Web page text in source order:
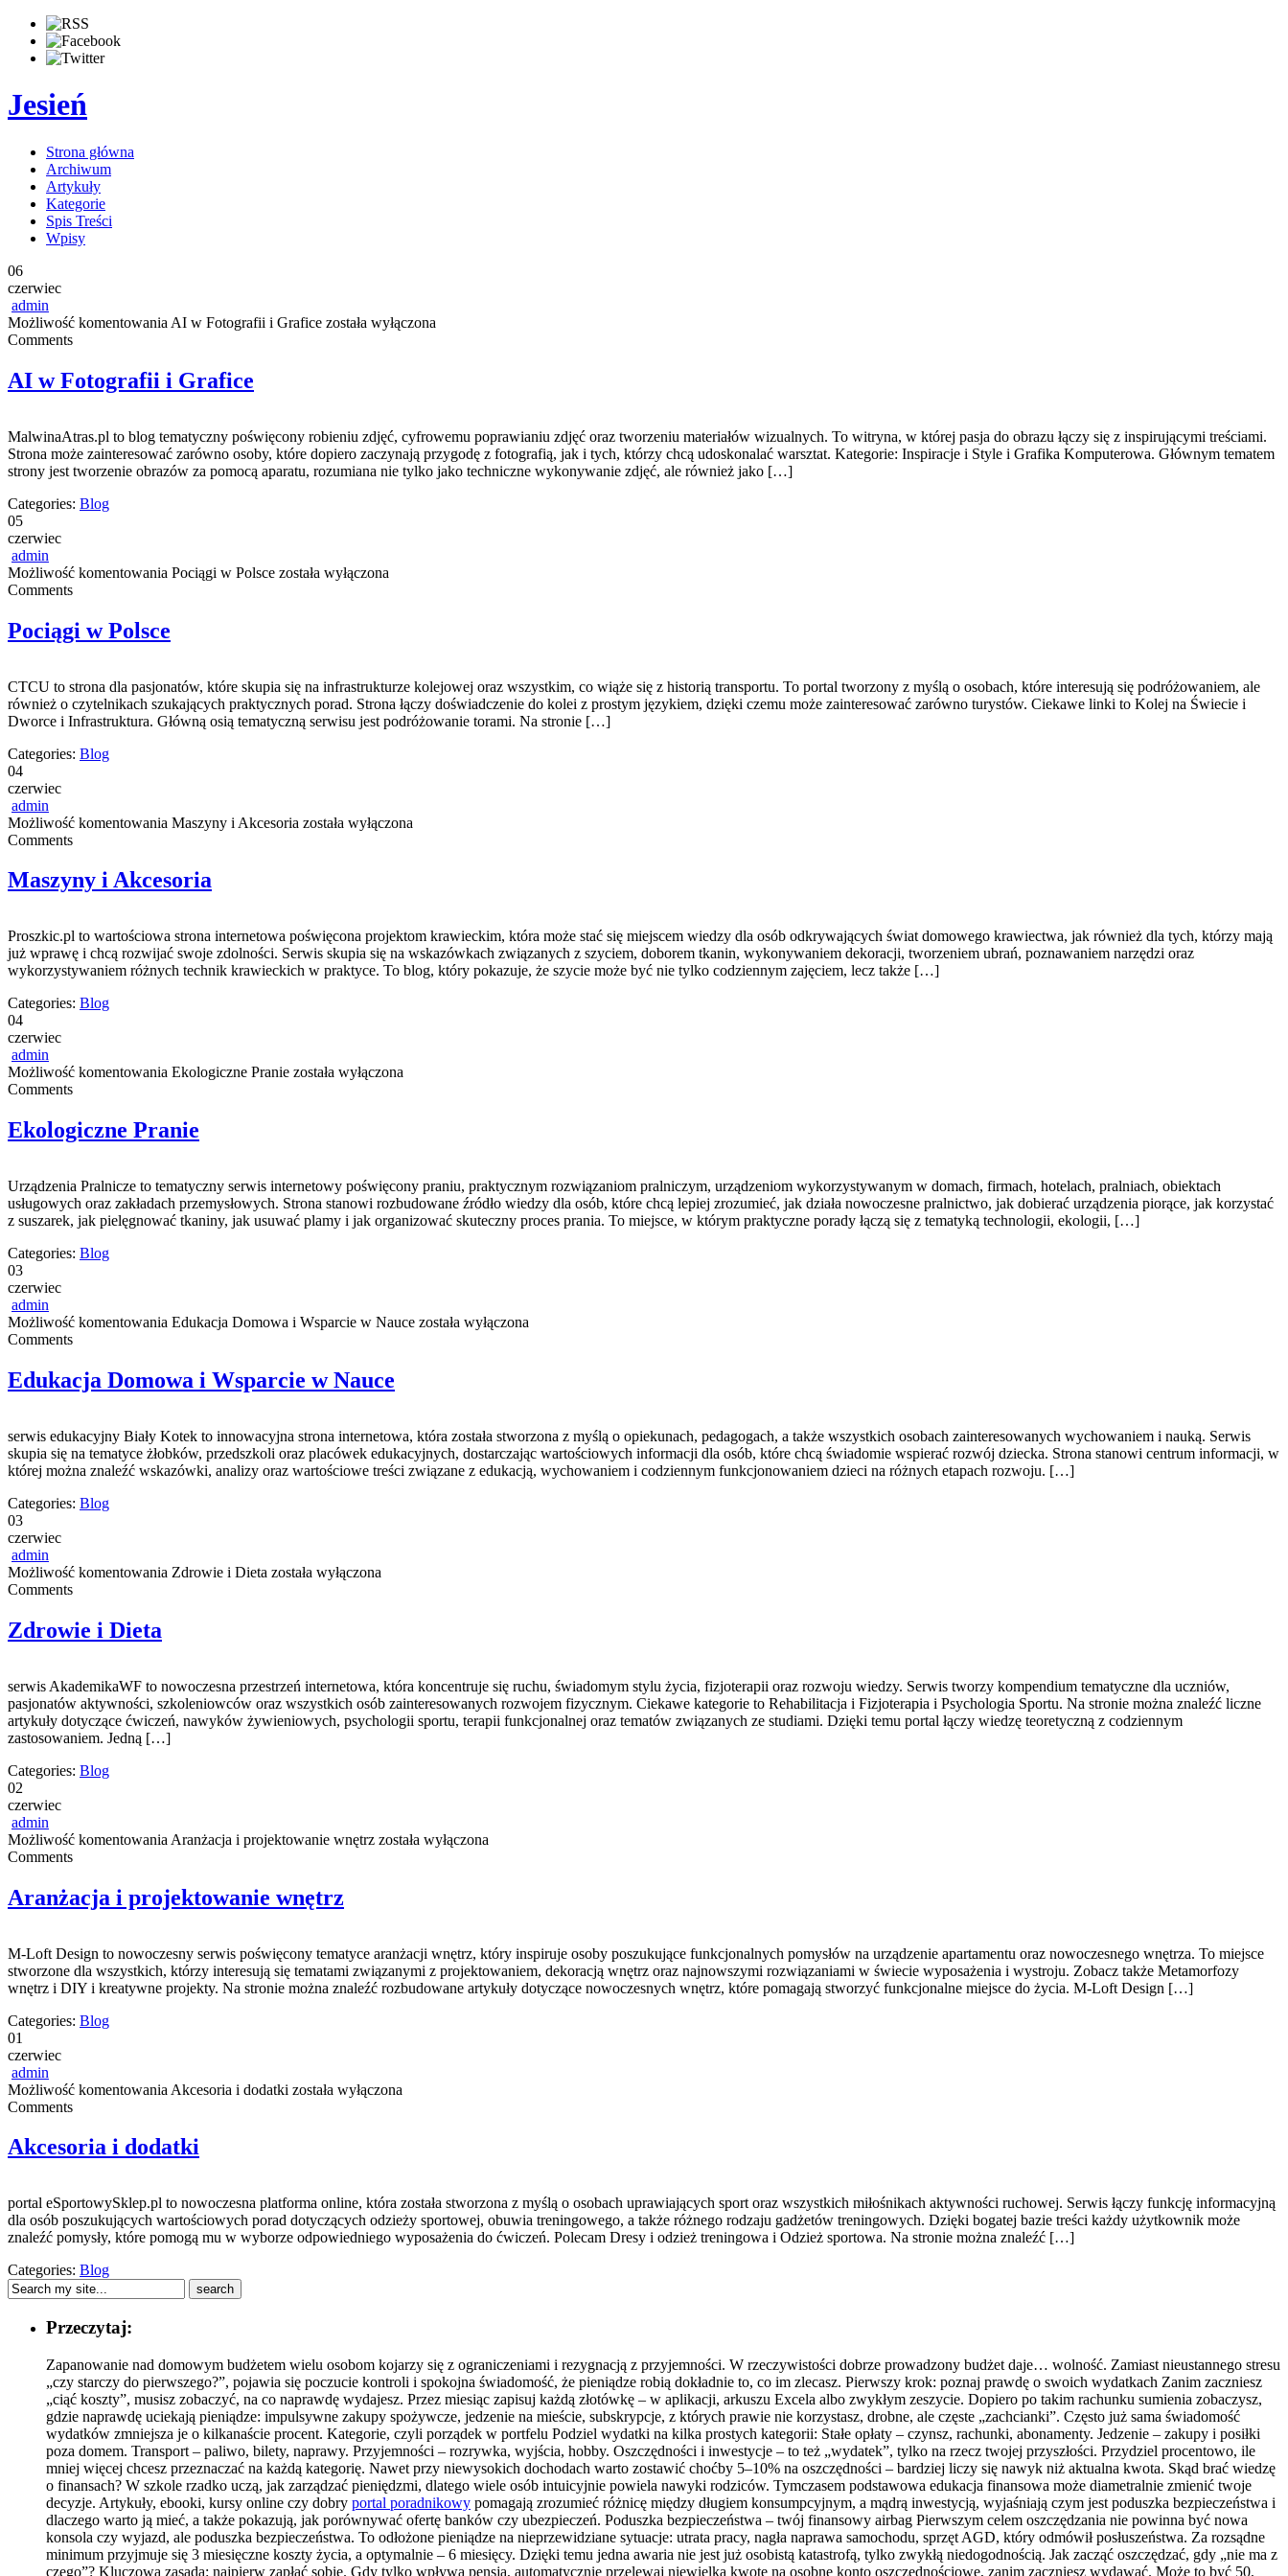
Jesień
Strona główna
Archiwum
Artykuły
Kategorie
Spis Treści
Wpisy
06
czerwiec
admin
Możliwość komentowania AI w Fotografii i Grafice została wyłączona
Comments
AI w Fotografii i Grafice
MalwinaAtras.pl to blog tematyczny poświęcony robieniu zdjęć, cyfrowemu poprawianiu zdjęć oraz tworzeniu materiałów wizualnych. To witryna, w której pasja do obrazu łączy się z inspirującymi treściami.
Strona może zainteresować zarówno osoby, które dopiero zaczynają przygodę z fotografią, jak i tych, którzy chcą udoskonalać warsztat. Kategorie: Inspiracje i Style i Grafika Komputerowa. Głównym tematem
strony jest tworzenie obrazów za pomocą aparatu, rozumiana nie tylko jako techniczne wykonywanie zdjęć, ale również jako […]
Categories: Blog
05
czerwiec
admin
Możliwość komentowania Pociągi w Polsce została wyłączona
Comments
Pociągi w Polsce
CTCU to strona dla pasjonatów, które skupia się na infrastrukturze kolejowej oraz wszystkim, co wiąże się z historią transportu. To portal tworzony z myślą o osobach, które interesują się podróżowaniem, ale
również o czytelnikach szukających praktycznych porad. Strona łączy doświadczenie do kolei z prostym językiem, dzięki czemu może zainteresować zarówno turystów. Ciekawe linki to Kolej na Świecie i
Dworce i Infrastruktura. Główną osią tematyczną serwisu jest podróżowanie torami. Na stronie […]
Categories: Blog
04
czerwiec
admin
Możliwość komentowania Maszyny i Akcesoria została wyłączona
Comments
Maszyny i Akcesoria
Proszkic.pl to wartościowa strona internetowa poświęcona projektom krawieckim, która może stać się miejscem wiedzy dla osób odkrywających świat domowego krawiectwa, jak również dla tych, którzy mają
już wprawę i chcą rozwijać swoje zdolności. Serwis skupia się na wskazówkach związanych z szyciem, doborem tkanin, wykonywaniem dekoracji, tworzeniem ubrań, poznawaniem narzędzi oraz
wykorzystywaniem różnych technik krawieckich w praktyce. To blog, który pokazuje, że szycie może być nie tylko codziennym zajęciem, lecz także […]
Categories: Blog
04
czerwiec
admin
Możliwość komentowania Ekologiczne Pranie została wyłączona
Comments
Ekologiczne Pranie
Urządzenia Pralnicze to tematyczny serwis internetowy poświęcony praniu, praktycznym rozwiązaniom pralniczym, urządzeniom wykorzystywanym w domach, firmach, hotelach, pralniach, obiektach
usługowych oraz zakładach przemysłowych. Strona stanowi rozbudowane źródło wiedzy dla osób, które chcą lepiej zrozumieć, jak działa nowoczesne pralnictwo, jak dobierać urządzenia piorące, jak korzystać
z suszarek, jak pielęgnować tkaniny, jak usuwać plamy i jak organizować skuteczny proces prania. To miejsce, w którym praktyczne porady łączą się z tematyką technologii, ekologii, […]
Categories: Blog
03
czerwiec
admin
Możliwość komentowania Edukacja Domowa i Wsparcie w Nauce została wyłączona
Comments
Edukacja Domowa i Wsparcie w Nauce
serwis edukacyjny Biały Kotek to innowacyjna strona internetowa, która została stworzona z myślą o opiekunach, pedagogach, a także wszystkich osobach zainteresowanych wychowaniem i nauką. Serwis
skupia się na tematyce żłobków, przedszkoli oraz placówek edukacyjnych, dostarczając wartościowych informacji dla osób, które chcą świadomie wspierać rozwój dziecka. Strona stanowi centrum informacji, w
której można znaleźć wskazówki, analizy oraz wartościowe treści związane z edukacją, wychowaniem i codziennym funkcjonowaniem dzieci na różnych etapach rozwoju. […]
Categories: Blog
03
czerwiec
admin
Możliwość komentowania Zdrowie i Dieta została wyłączona
Comments
Zdrowie i Dieta
serwis AkademikaWF to nowoczesna przestrzeń internetowa, która koncentruje się ruchu, świadomym stylu życia, fizjoterapii oraz rozwoju wiedzy. Serwis tworzy kompendium tematyczne dla uczniów,
pasjonatów aktywności, szkoleniowców oraz wszystkich osób zainteresowanych rozwojem fizycznym. Ciekawe kategorie to Rehabilitacja i Fizjoterapia i Psychologia Sportu. Na stronie można znaleźć liczne
artykuły dotyczące ćwiczeń, nawyków żywieniowych, psychologii sportu, terapii funkcjonalnej oraz tematów związanych ze studiami. Dzięki temu portal łączy wiedzę teoretyczną z codziennym
zastosowaniem. Jedną […]
Categories: Blog
02
czerwiec
admin
Możliwość komentowania Aranżacja i projektowanie wnętrz została wyłączona
Comments
Aranżacja i projektowanie wnętrz
M-Loft Design to nowoczesny serwis poświęcony tematyce aranżacji wnętrz, który inspiruje osoby poszukujące funkcjonalnych pomysłów na urządzenie apartamentu oraz nowoczesnego wnętrza. To miejsce
stworzone dla wszystkich, którzy interesują się tematami związanymi z projektowaniem, dekoracją wnętrz oraz najnowszymi rozwiązaniami w świecie wyposażenia i wystroju. Zobacz także Metamorfozy
wnętrz i DIY i kreatywne projekty. Na stronie można znaleźć rozbudowane artykuły dotyczące nowoczesnych wnętrz, które pomagają stworzyć funkcjonalne miejsce do życia. M-Loft Design […]
Categories: Blog
01
czerwiec
admin
Możliwość komentowania Akcesoria i dodatki została wyłączona
Comments
Akcesoria i dodatki
portal eSportowySklep.pl to nowoczesna platforma online, która została stworzona z myślą o osobach uprawiających sport oraz wszystkich miłośnikach aktywności ruchowej. Serwis łączy funkcję informacyjną
dla osób poszukujących wartościowych porad dotyczących odzieży sportowej, obuwia treningowego, a także różnego rodzaju gadżetów treningowych. Dzięki bogatej bazie treści każdy użytkownik może
znaleźć pomysły, które pomogą mu w wyborze odpowiedniego wyposażenia do ćwiczeń. Polecam Dresy i odzież treningowa i Odzież sportowa. Na stronie można znaleźć […]
Categories: Blog
Przeczytaj:
Zapanowanie nad domowym budżetem wielu osobom kojarzy się z ograniczeniami i rezygnacją z przyjemności. W rzeczywistości dobrze prowadzony budżet daje… wolność. Zamiast nieustannego stresu
„czy starczy do pierwszego?”, pojawia się poczucie kontroli i spokojna świadomość, że pieniądze robią dokładnie to, co im zlecasz. Pierwszy krok: poznaj prawdę o swoich wydatkach Zanim zaczniesz
„ciąć koszty”, musisz zobaczyć, na co naprawdę wydajesz. Przez miesiąc zapisuj każdą złotówkę – w aplikacji, arkuszu Excela albo zwykłym zeszycie. Dopiero po takim rachunku sumienia zobaczysz,
gdzie naprawdę uciekają pieniądze: impulsywne zakupy spożywcze, jedzenie na mieście, subskrypcje, z których prawie nie korzystasz, drobne, ale częste „zachcianki”. Często już sama świadomość
wydatków zmniejsza je o kilkanaście procent. Kategorie, czyli porządek w portfelu Podziel wydatki na kilka prostych kategorii: Stałe opłaty – czynsz, rachunki, abonamenty. Jedzenie – zakupy i posiłki
poza domem. Transport – paliwo, bilety, naprawy. Przyjemności – rozrywka, wyjścia, hobby. Oszczędności i inwestycje – to też „wydatek”, tylko na rzecz twojej przyszłości. Przydziel procentowo, ile
mniej więcej chcesz przeznaczać na każdą kategorię. Nawet przy niewysokich dochodach warto zostawić choćby 5–10% na oszczędności – bardziej liczy się nawyk niż aktualna kwota. Skąd brać wiedzę
o finansach? W szkole rzadko uczą, jak zarządzać pieniędzmi, dlatego wiele osób intuicyjnie powiela nawyki rodziców. Tymczasem podstawowa edukacja finansowa może diametralnie zmienić twoje
decyzje. Artykuły, ebooki, kursy online czy dobry portal poradnikowy pomagają zrozumieć różnicę między długiem konsumpcyjnym, a mądrą inwestycją, wyjaśniają czym jest poduszka bezpieczeństwa i
dlaczego warto ją mieć, a także pokazują, jak porównywać ofertę banków czy ubezpieczeń. Poduszka bezpieczeństwa – twój finansowy airbag Pierwszym celem oszczędzania nie powinna być nowa
konsola czy wyjazd, ale poduszka bezpieczeństwa. To odłożone pieniądze na nieprzewidziane sytuacje: utrata pracy, nagła naprawa samochodu, sprzęt AGD, który odmówił posłuszeństwa. Za rozsądne
minimum przyjmuje się 3 miesięczne koszty życia, a optymalnie – 6 miesięcy. Dzięki temu jedna awaria nie jest już osobistą katastrofą, tylko zwykłą niedogodnością. Jak zacząć oszczędzać, gdy „nie ma z
czego”? Kluczowa zasada: najpierw zapłać sobie. Gdy tylko wpływa pensja, automatycznie przelewaj niewielką kwotę na osobne konto oszczędnościowe, zanim zaczniesz wydawać. Może to być 50,